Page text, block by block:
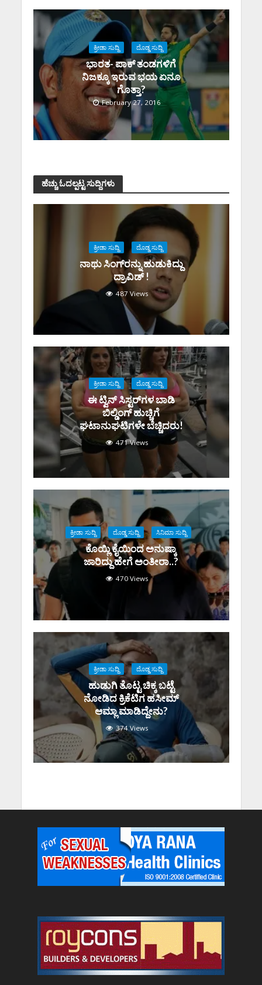
ಕ್ರೀಡಾ ಸುದ್ದಿ ದೊಡ್ಡ ಸುದ್ದಿ
ಭಾರತ- ಪಾಕ್ ತಂಡಗಳಿಗೆ
ನಿಜಕ್ಕೂ ಇರುವ ಭಯ ಏನೂ
ಗೊತ್ತಾ?
February 27, 2016
ಹೆಚ್ಚು ಓದಲ್ಪಟ್ಟ ಸುದ್ದಿಗಳು
ಕ್ರೀಡಾ ಸುದ್ದಿ ದೊಡ್ಡ ಸುದ್ದಿ
ನಾಥು ಸಿಂಗ್‌ರನ್ನು ಹುಡುಕಿದ್ದು
ದ್ರಾವಿಡ್ !
487 Views
ಕ್ರೀಡಾ ಸುದ್ದಿ ದೊಡ್ಡ ಸುದ್ದಿ
ಈ ಟ್ವಿನ್ ಸಿಸ್ಟರ್‌‌‌‌ಗಳ ಬಾಡಿ
ಬಿಲ್ಡಿಂಗ್ ಹುಚ್ಚಿಗೆ
ಘಟಾನುಘಟಿಗಳೇ ಬೆಚ್ಚಿದರು!
471 Views
ಕ್ರೀಡಾ ಸುದ್ದಿ ದೊಡ್ಡ ಸುದ್ದಿ ಸಿನಿಮಾ ಸುದ್ದಿ
ಕೊಯ್ಲಿ ಕೈಯಿಂದ ಅನುಷ್ಕಾ
ಜಾರಿದ್ದು ಹೇಗೆ ಅಂತೀರಾ..?
470 Views
ಕ್ರೀಡಾ ಸುದ್ದಿ ದೊಡ್ಡ ಸುದ್ದಿ
ಹುಡುಗಿ ತೊಟ್ಟ ಚಿಕ್ಕ ಬಟ್ಟೆ
ನೋಡಿದ ಕ್ರಿಕೆಟಿಗ ಹಸೀಮ್
ಆಮ್ಲಾ ಮಾಡಿದ್ದೇನು?
374 Views